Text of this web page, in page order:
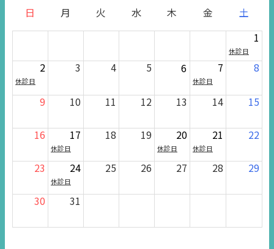
日 月 火 水 木 金
土
1
休診日
2
休診日
3 4 5 6 7
休診日
8
9 10 11 12 13 14 15
16 17
休診日
18 19 20
休診日
21
休診日
22
23 24
休診日
25 26 27 28 29
30 31